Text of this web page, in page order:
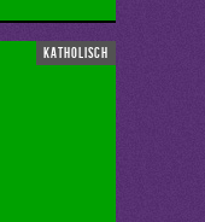
katholisch